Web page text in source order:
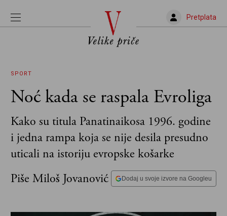
Pretplata
SPORT
Noć kada se raspala Evroliga
Kako su titula Panatinaikosa 1996. godine
i jedna rampa koja se nije desila presudno
uticali na istoriju evropske košarke
Piše Miloš Jovanović
Dodaj u svoje izvore na Googleu